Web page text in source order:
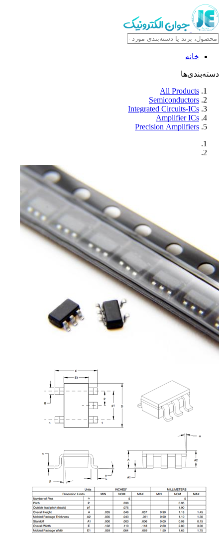
خانه
دسته‌بندی‌ها
All Products
Semiconductors
Integrated Circuits-ICs
Amplifier ICs
Precision Amplifiers